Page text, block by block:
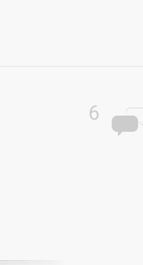
6